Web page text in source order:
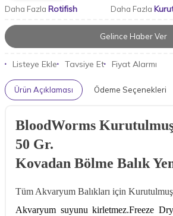
Daha Fazla Rotifish Daha Fazla
Gelince Haber Ver
Listeye Ekle Tavsiye Et Fiyat Alarmı
Ürün Açıklaması Ödeme Seçenekleri
BloodWorms
50 Gr.
Kovadan Bölme Balık
Tüm Akvaryum Balıkları için
Akvaryum suyunu kirletmez.Freeze